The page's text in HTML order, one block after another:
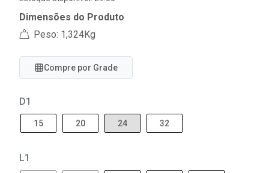
Dimensões do Produto
Peso: 1,324Kg
Compre por Grade
D1
15 20 24 32
L1